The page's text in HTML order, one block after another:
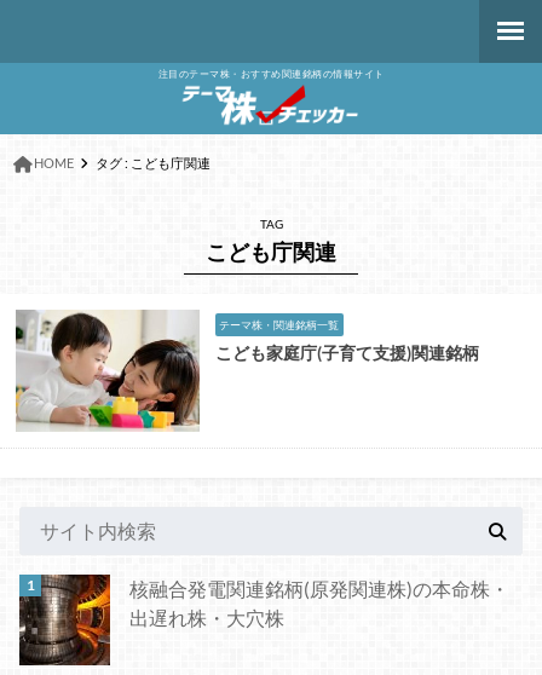
注目のテーマ株・おすすめ関連銘柄の情報サイト
HOME タグ : こども庁関連
TAG
こども庁関連
テーマ株・関連銘柄一覧
こども家庭庁(子育て支援)関連銘柄
核融合発電関連銘柄(原発関連株)の本命株・
出遅れ株・大穴株